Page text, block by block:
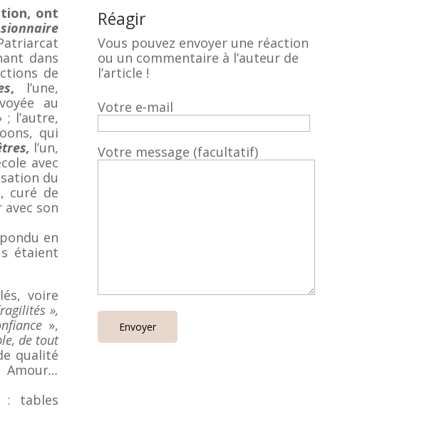
ont
dans
de
, l’une,
au
l’autre,
qui
l’un,
avec
du
curé de
son
en
étaient
voire
»,
»,
de tout
qualité
Amour…
: tables
Réagir
Vous pouvez envoyer une réaction
ou un commentaire à l’auteur de
l’article !
Votre e-mail
Votre message (facultatif)